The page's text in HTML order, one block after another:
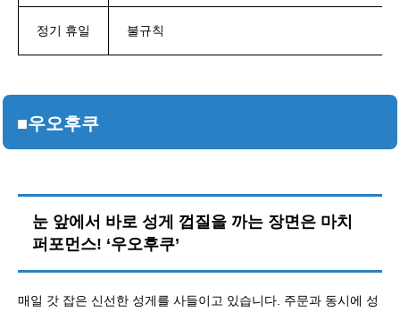
정기 휴일 불규칙
■우오후쿠
눈 앞에서 바로 성게 껍질을 까는 장면은 마치
퍼포먼스! ‘우오후쿠’
매일 갓 잡은 신선한 성게를 사들이고 있습니다. 주문과 동시에 성